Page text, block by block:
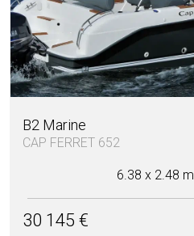
B2 Marine
CAP FERRET 652
6.38 x 2.48 m
30 145 €